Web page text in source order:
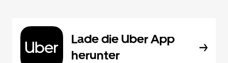
Lade die Uber App
herunter